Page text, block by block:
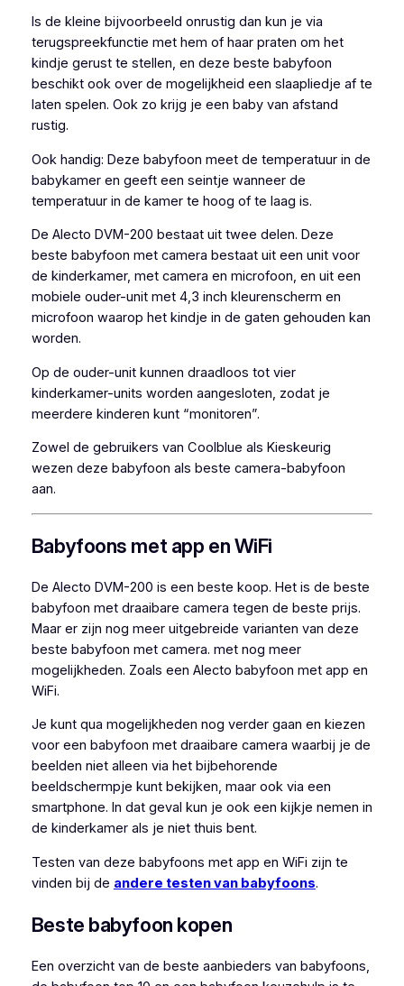
Is de kleine bijvoorbeeld onrustig dan kun je via
terugspreekfunctie met hem of haar praten om het
kindje gerust te stellen, en deze beste babyfoon
beschikt ook over de mogelijkheid een slaapliedje af te
laten spelen. Ook zo krijg je een baby van afstand
rustig.
Ook handig: Deze babyfoon meet de temperatuur in de
babykamer en geeft een seintje wanneer de
temperatuur in de kamer te hoog of te laag is.
De Alecto DVM-200 bestaat uit twee delen. Deze
beste babyfoon met camera bestaat uit een unit voor
de kinderkamer, met camera en microfoon, en uit een
mobiele ouder-unit met 4,3 inch kleurenscherm en
microfoon waarop het kindje in de gaten gehouden kan
worden.
Op de ouder-unit kunnen draadloos tot vier
kinderkamer-units worden aangesloten, zodat je
meerdere kinderen kunt “monitoren”.
Zowel de gebruikers van Coolblue als Kieskeurig
wezen deze babyfoon als beste camera-babyfoon
aan.
Babyfoons met app en WiFi
De Alecto DVM-200 is een beste koop. Het is de beste
babyfoon met draaibare camera tegen de beste prijs.
Maar er zijn nog meer uitgebreide varianten van deze
beste babyfoon met camera. met nog meer
mogelijkheden. Zoals een Alecto babyfoon met app en
WiFi.
Je kunt qua mogelijkheden nog verder gaan en kiezen
voor een babyfoon met draaibare camera waarbij je de
beelden niet alleen via het bijbehorende
beeldschermpje kunt bekijken, maar ook via een
smartphone. In dat geval kun je ook een kijkje nemen in
de kinderkamer als je niet thuis bent.
Testen van deze babyfoons met app en WiFi zijn te
vinden bij de andere testen van babyfoons.
Beste babyfoon kopen
Een overzicht van de beste aanbieders van babyfoons,